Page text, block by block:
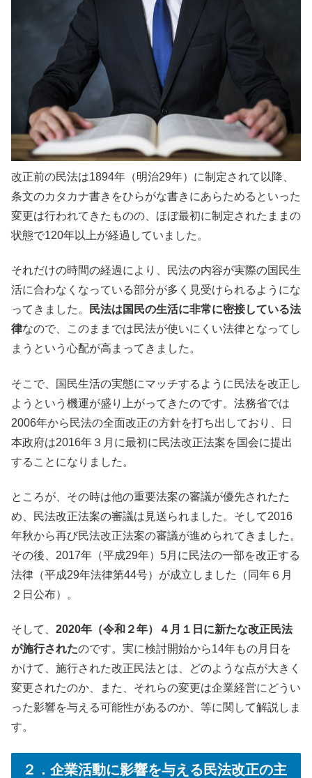
改正前の民法は1894年（明治29年）に制定されて以降、
条文のカタカナ書きをひらがな書きにあらためるといった
変更は行われてきたものの、ほぼ最初に制定されたままの
状態で120年以上が経過していました。
それだけの時間の経過により、民法の内容が実際の国民生
活に合わなくなっている部分が多く見受けられるようにな
ってきました。
民法は国民の生活に非常に密接している法
律なので、このままでは民法が使いにくい法律となってし
まうという心配が高まってきました。
そこで、国民生活の実態にマッチするように民法を改正し
ようという機運が盛り上がってきたのです。法務省では
2006年から民法の全面改正の方針を打ち出しており、日
本政府は2016年３月に最初に民法改正法案を国会に提出
することになりました。
ところが、その時は他の重要法案の審議が優先されたた
め、民法改正法案の審議は見送られました。そして2016
年秋から再び民法改正法案の審議が進められてきました。
その後、2017年（平成29年）5月に民法の一部を改正する
法律（平成29年法律第44号）が成立しました（同年６月
２日公布）。
そして、 2020年（令和２年）４月１日に新たな改正民法
が施行されたのです。実に検討開始から14年もの月日を
かけて、施行された改正民法とは、どのような点が大きく
変更されたのか、また、それらの変更は企業経営にどうい
った影響を与える可能性があるのか、等に関して解説しま
す。
２．企業活動に影響を与える民法改正の主